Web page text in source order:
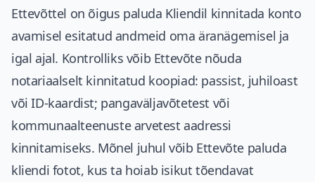
Ettevõttel on õigus paluda Kliendil kinnitada konto
avamisel esitatud andmeid oma äranägemisel ja
igal ajal. Kontrolliks võib Ettevõte nõuda
notariaalselt kinnitatud koopiad: passist, juhiloast
või ID-kaardist; pangaväljavõtetest või
kommunaalteenuste arvetest aadressi
kinnitamiseks. Mõnel juhul võib Ettevõte paluda
kliendi fotot, kus ta hoiab isikut tõendavat